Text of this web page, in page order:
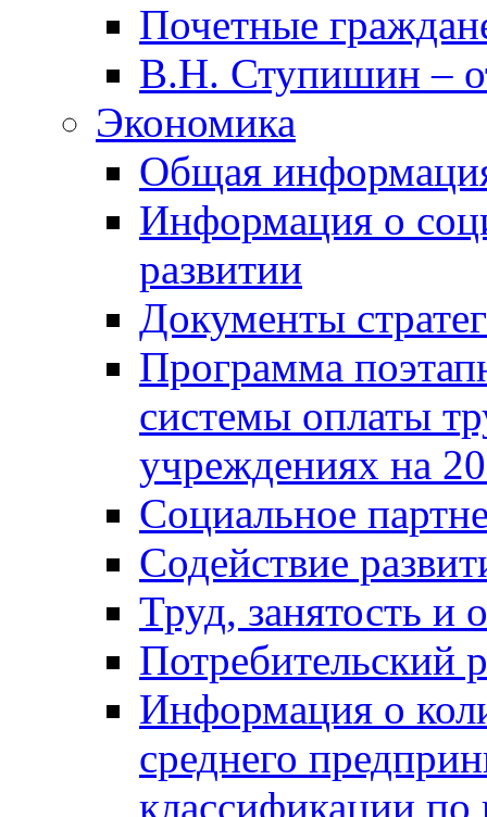
Почетные
В.Н. Ступишин –
Экономика
Общая
Информация о
развитии
Документы
Программа
системы оплаты
учреждениях на
Социальное
Содействие
Труд, занятость и
Потребительский
Информация о
среднего
классификации